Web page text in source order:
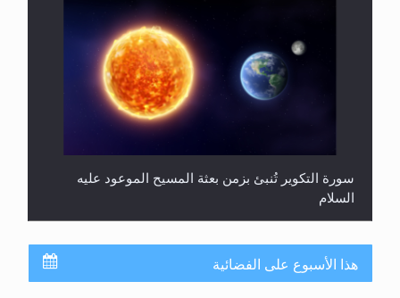
سورة التكوير تُنبئ بزمن بعثة المسيح الموعود عليه
السلام
هذا الأسبوع على الفضائية